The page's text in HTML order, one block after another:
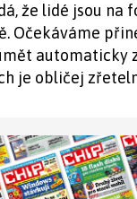
že lidé jsou na
Očekáváme
automaticky
je obličej